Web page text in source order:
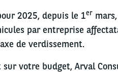
2025, depuis le 1ermars,
par entreprise
de verdissement.
votre budget, Arval